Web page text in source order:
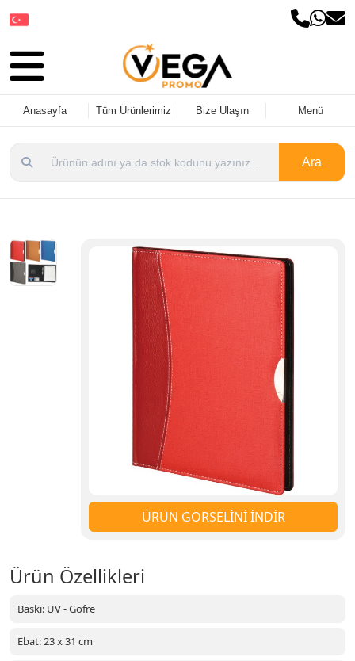
Anasayfa Tüm Ürünlerimiz Bize Ulaşın Menü
Ara
ÜRÜN GÖRSELİNİ İNDİR
Ürün Özellikleri
Baskı: UV - Gofre
Ebat: 23 x 31 cm